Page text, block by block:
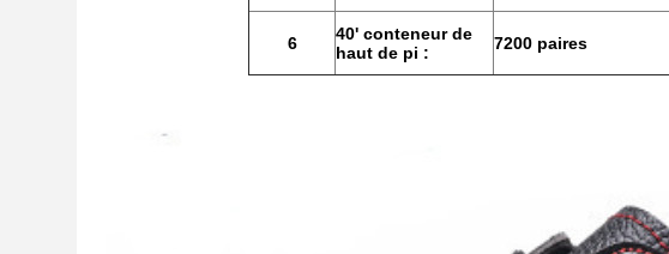
6
40' conteneur de
haut de pi :
7200 paires